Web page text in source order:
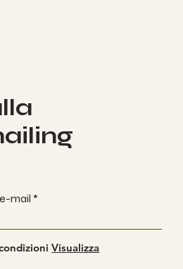
mail
Visualizza